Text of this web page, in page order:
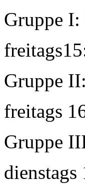
Gruppe I:
Gruppe
freitags
Gruppe